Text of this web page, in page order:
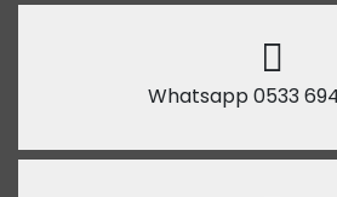
Whatsapp 0533